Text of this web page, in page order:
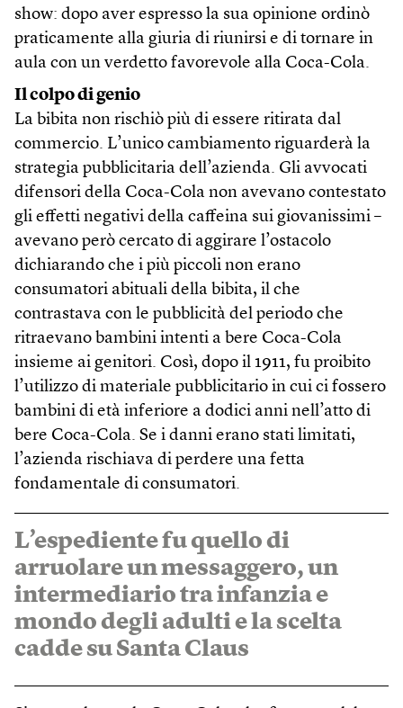
show: dopo aver espresso la sua opinione ordinò
praticamente alla giuria di riunirsi e di tornare in
aula con un verdetto favorevole alla Coca-Cola.
Il colpo di genio
La bibita non rischiò più di essere ritirata dal
commercio. L’unico cambiamento riguarderà la
strategia pubblicitaria dell’azienda. Gli avvocati
difensori della Coca-Cola non avevano contestato
gli effetti negativi della caffeina sui giovanissimi –
avevano però cercato di aggirare l’ostacolo
dichiarando che i più piccoli non erano
consumatori abituali della bibita, il che
contrastava con le pubblicità del periodo che
ritraevano bambini intenti a bere Coca-Cola
insieme ai genitori. Così, dopo il 1911, fu proibito
l’utilizzo di materiale pubblicitario in cui ci fossero
bambini di età inferiore a dodici anni nell’atto di
bere Coca-Cola. Se i danni erano stati limitati,
l’azienda rischiava di perdere una fetta
fondamentale di consumatori.
L’espediente fu quello di
arruolare un messaggero, un
intermediario tra infanzia e
mondo degli adulti e la scelta
cadde su Santa Claus